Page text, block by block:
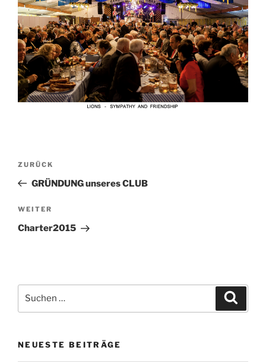
Beitragsnavigation
Vorheriger
Beitrag
ZURÜCK
GRÜNDUNG unseres CLUB
Nächster
Beitrag
WEITER
Charter2015
nach:
NEUESTE BEITRÄGE